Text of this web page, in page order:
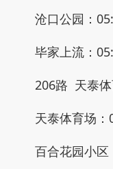
沧口公园：
毕家上流：
206路 天泰
天泰体育场
百合花园小